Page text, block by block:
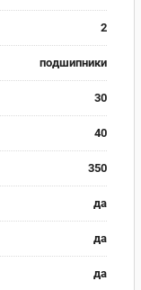
2
подшипники
30
40
350
да
да
да